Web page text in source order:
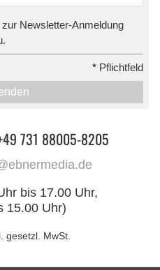
Newsletter-Anmeldung
* Pflichtfeld
731 88005-8205
bis 17.00 Uhr,
15.00 Uhr)
gesetzl. MwSt.